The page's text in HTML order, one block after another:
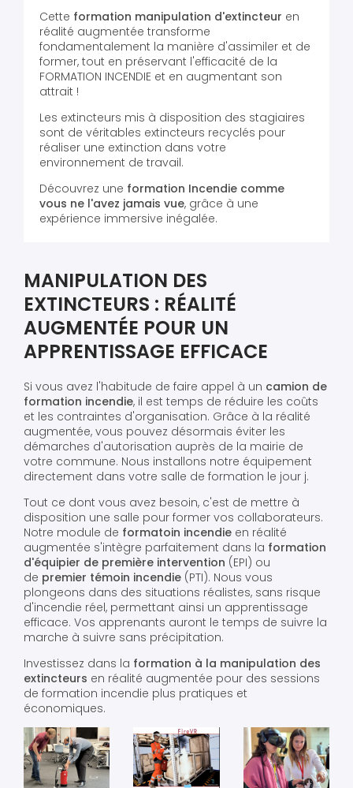
Cette formation manipulation d'extincteur en
réalité augmentée transforme
fondamentalement la manière d'assimiler et de
former, tout en préservant l'efficacité de la
FORMATION INCENDIE et en augmentant son
attrait !
Les extincteurs mis à disposition des stagiaires
sont de véritables extincteurs recyclés pour
réaliser une extinction dans votre
environnement de travail.
Découvrez une formation Incendie comme
vous ne l'avez jamais vue, grâce à une
expérience immersive inégalée.
MANIPULATION DES
EXTINCTEURS : RÉALITÉ
AUGMENTÉE POUR UN
APPRENTISSAGE EFFICACE
Si vous avez l'habitude de faire appel à un camion de
formation incendie, il est temps de réduire les coûts
et les contraintes d'organisation. Grâce à la réalité
augmentée, vous pouvez désormais éviter les
démarches d'autorisation auprès de la mairie de
votre commune. Nous installons notre équipement
directement dans votre salle de formation le jour j.
Tout ce dont vous avez besoin, c'est de mettre à
disposition une salle pour former vos collaborateurs.
Notre module de formatoin incendie en réalité
augmentée s'intègre parfaitement dans la formation
d'équipier de première intervention (EPI) ou
de premier témoin incendie (PTI). Nous vous
plongeons dans des situations réalistes, sans risque
d'incendie réel, permettant ainsi un apprentissage
efficace. Vos apprenants auront le temps de suivre la
marche à suivre sans précipitation.
Investissez dans la formation à la manipulation des
extincteurs en réalité augmentée pour des sessions
de formation incendie plus pratiques et
économiques.